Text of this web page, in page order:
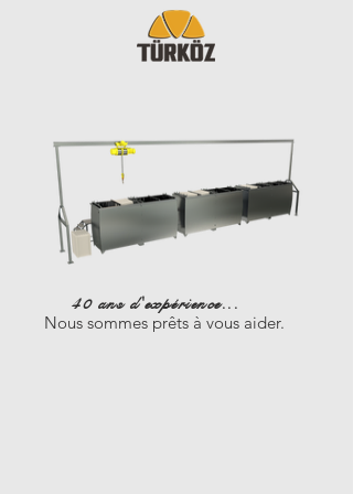
40 ans d'expérience...
Nous sommes prêts à vous aider.